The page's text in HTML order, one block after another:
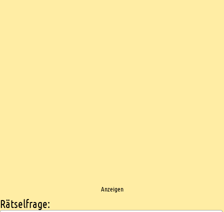
Anzeigen
Kreuzworträtsel suchen
Rätselfrage: